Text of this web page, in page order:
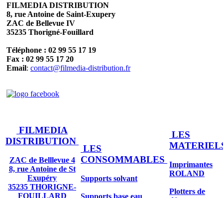
FILMEDIA DISTRIBUTION
8, rue Antoine de Saint-Exupery
ZAC de Bellevue IV
35235 Thorigné-Fouillard
Téléphone : 02 99 55 17 19
Fax : 02 99 55 17 20
Email: contact@filmedia-distribution.fr
FILMEDIA
DISTRIBUTION
ZAC de Belllevue 4
8, rue Antoine de St
Exupéry
35235 THORIGNE-
FOUILLARD
LES
CONSOMMABLES
Supports solvant
Supports base eau
LES
Imprimantes
ROLAND
Plotters de